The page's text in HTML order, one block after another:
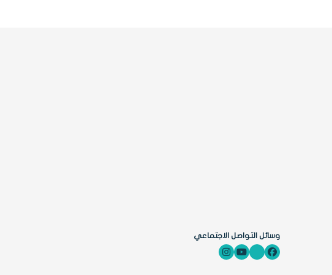
وسائل التواصل الاجتماعي